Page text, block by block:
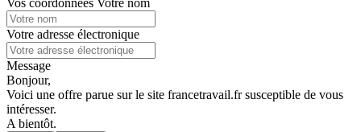
Vos coordonnées Votre nom
Votre adresse électronique
Message
Bonjour,
Voici une offre parue sur le site francetravail.fr susceptible de vous
intéresser.
A bientôt.